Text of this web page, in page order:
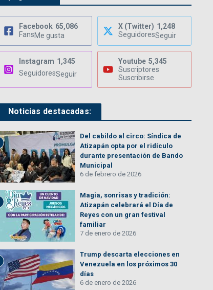
Facebook 65,086
FansMe gusta
X (Twitter) 1,248
SeguidoresSeguir
Instagram 1,345
SeguidoresSeguir
Youtube 5,345
Suscriptores
Suscribirse
Noticias destacadas:
Del cabildo al circo: Síndica de
Atizapán opta por el ridículo
durante presentación de Bando
Municipal
6 de febrero de 2026
Magia, sonrisas y tradición:
Atizapán celebrará el Día de
Reyes con un gran festival
familiar
7 de enero de 2026
Trump descarta elecciones en
Venezuela en los próximos 30
días
6 de enero de 2026